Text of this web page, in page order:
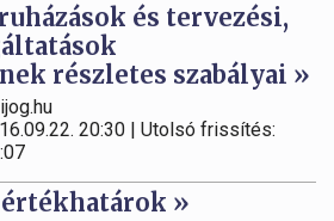
és tervezési,
részletes szabályai »
20:30 | Utolsó frissítés:
»